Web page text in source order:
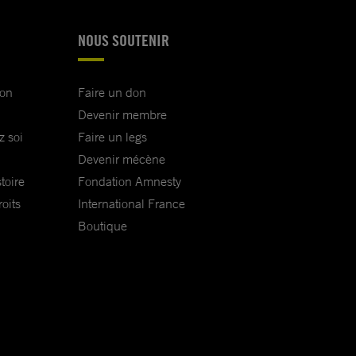
soi
NOUS SOUTENIR
Faire un don
Devenir membre
Faire un legs
Devenir mécène
Fondation Amnesty
International France
Boutique